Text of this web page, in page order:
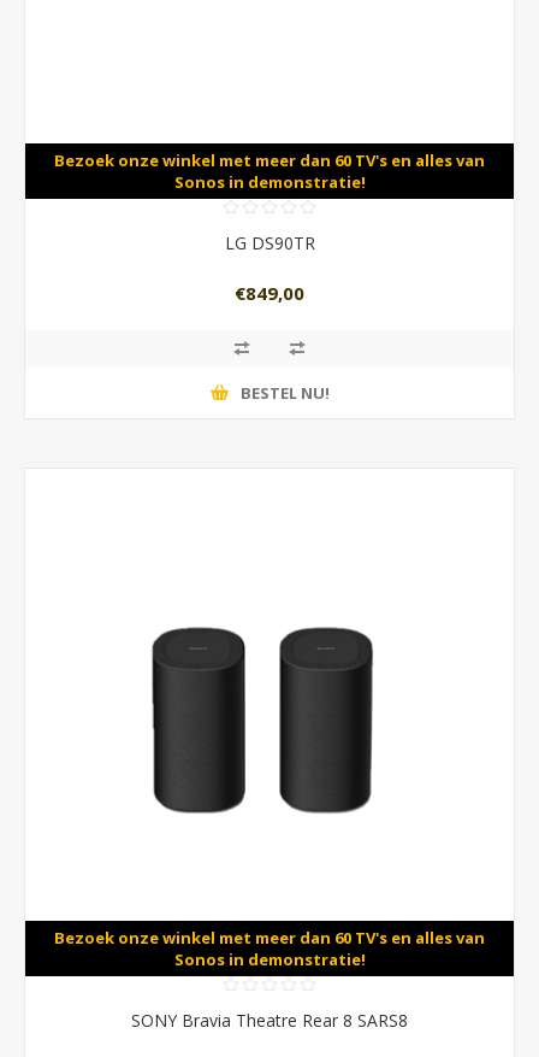
Bezoek onze winkel met meer dan 60 TV's en alles van
Sonos in demonstratie!
LG DS90TR
€849,00
BESTEL NU!
Bezoek onze winkel met meer dan 60 TV's en alles van
Sonos in demonstratie!
SONY Bravia Theatre Rear 8 SARS8